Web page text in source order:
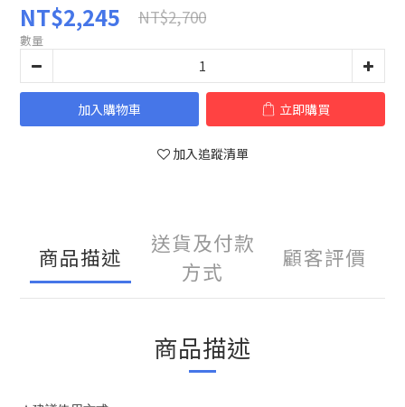
NT$2,245 NT$2,700
數量
加入購物車 立即購買
加入追蹤清單
商品描述
送貨及付款
方式
顧客評價
商品描述